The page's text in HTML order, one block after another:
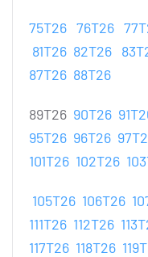
75T26 76T26
81T26 82T26
87T26 88T26
89T26 90T26
95T26 96T26
101T26 102T26
105T26 106T26
111T26 112T26
117T26 118T26